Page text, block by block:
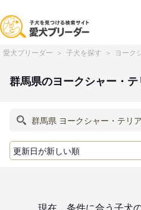
愛犬ブリーダー 子犬を探す ヨーク
群馬県のヨークシャー・